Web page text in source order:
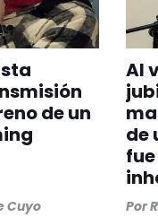
de un
Cuyo
Al
de
Por